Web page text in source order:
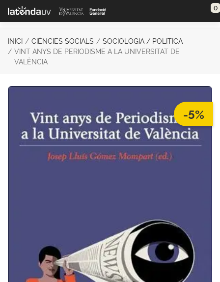
Saltar al contenido principal 0
INICI CIÈNCIES SOCIALS
SOCIOLOGIA / POLITICA
VINT ANYS DE PERIODISME A LA UNIVERSITAT DE
VALÈNCIA
-5%